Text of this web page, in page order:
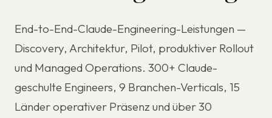
End-to-End-Claude-Engineering-Leistungen —
Discovery, Architektur, Pilot, produktiver Rollout
und Managed Operations. 300+ Claude-
geschulte Engineers, 9 Branchen-Verticals, 15
Länder operativer Präsenz und über 30